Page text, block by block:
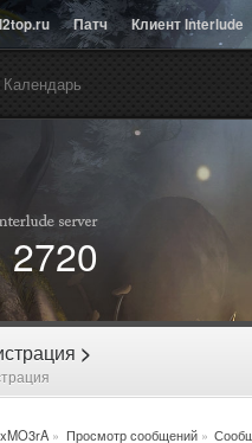
l2top.ru Патч Клиент Interlude
Календарь
2720
>
» Просмотр сообщений»